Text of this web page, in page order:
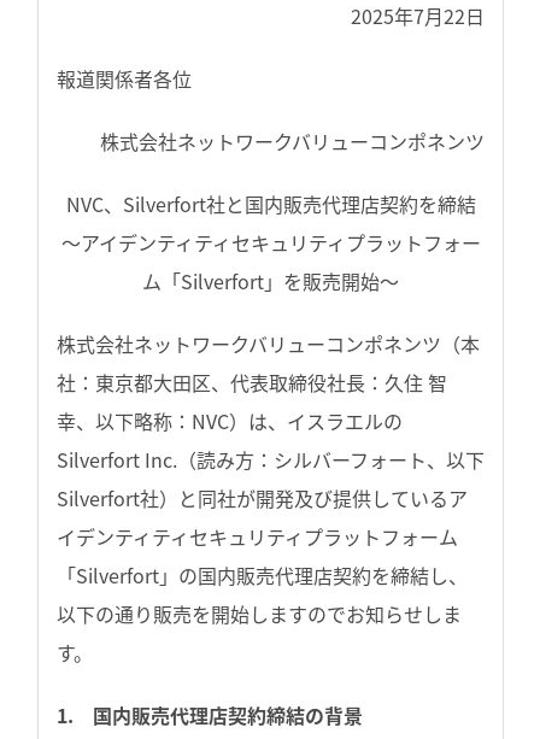
2025年7月22日
報道関係者各位
株式会社ネットワークバリューコンポネンツ
NVC、Silverfort社と国内販売代理店契約を締結
～アイデンティティセキュリティプラットフォー
ム「Silverfort」を販売開始～
株式会社ネットワークバリューコンポネンツ（本
社：東京都大田区、代表取締役社長：久住 智
幸、以下略称：NVC）は、イスラエルの
Silverfort Inc.（読み方：シルバーフォート、以下
Silverfort社）と同社が開発及び提供しているア
イデンティティセキュリティプラットフォーム
「Silverfort」の国内販売代理店契約を締結し、
以下の通り販売を開始しますのでお知らせしま
す。
1. 国内販売代理店契約締結の背景